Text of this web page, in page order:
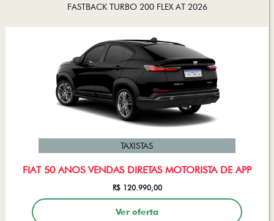
FASTBACK TURBO 200 FLEX AT 2026
FIAT 50 ANOS VENDAS DIRETAS MOTORISTA DE APP
TAXISTAS
R$ 120.990,00
Ver oferta